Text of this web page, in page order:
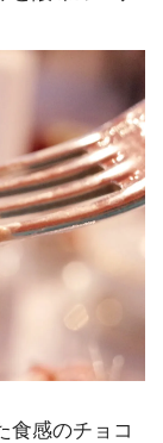
食感のチョコ